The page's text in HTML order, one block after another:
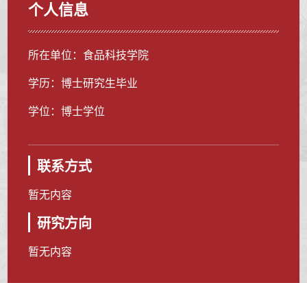
个人信息
所在单位：食品科技学院
学历：博士研究生毕业
学位：博士学位
联系方式
暂无内容
研究方向
暂无内容